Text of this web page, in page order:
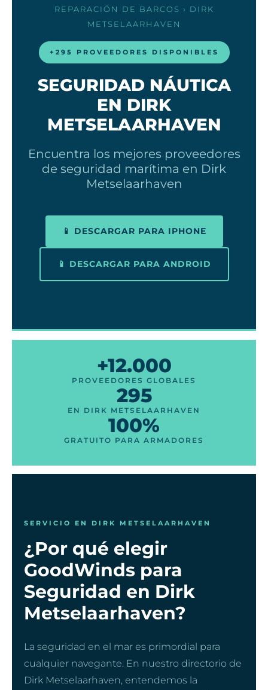
REPARACIÓN DE BARCOS › DIRK
METSELAARHAVEN
+295 PROVEEDORES DISPONIBLES
SEGURIDAD NÁUTICA
EN DIRK
METSELAARHAVEN
Encuentra los mejores proveedores
de seguridad marítima en Dirk
Metselaarhaven
📱 DESCARGAR PARA IPHONE
📱 DESCARGAR PARA ANDROID
+12.000
PROVEEDORES GLOBALES
295
EN DIRK METSELAARHAVEN
100%
GRATUITO PARA ARMADORES
SERVICIO EN DIRK METSELAARHAVEN
¿Por qué elegir
GoodWinds para
Seguridad en Dirk
Metselaarhaven?
La seguridad en el mar es primordial para
cualquier navegante. En nuestro directorio de
Dirk Metselaarhaven, entendemos la